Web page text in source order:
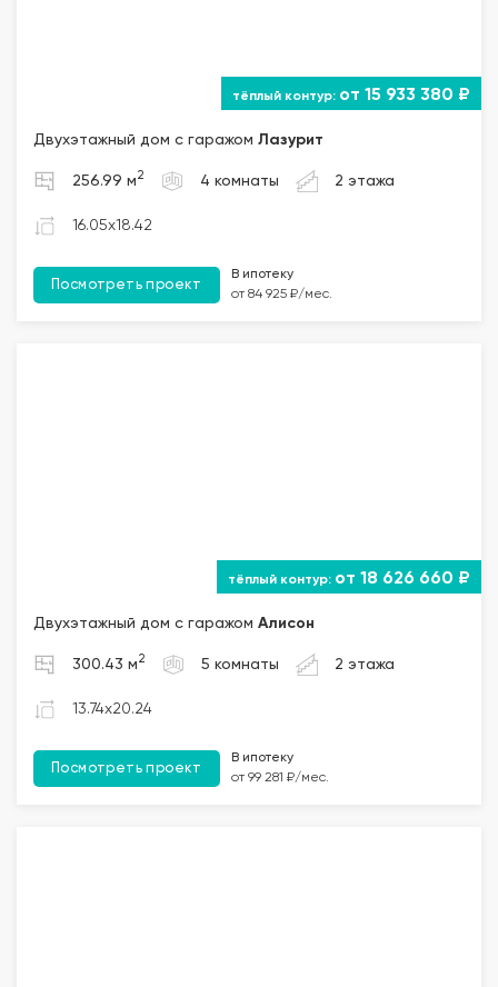
от 15 933 380 ₽
Двухэтажный дом с гаражом Лазурит
256.99 м 2 4 комнаты 2 этажа
16.05x18.42
Посмотреть проект
В ипотеку
от 84 925 ₽/мес.
от 18 626 660 ₽
Двухэтажный дом с гаражом Алисон
300.43 м 2 5 комнаты 2 этажа
13.74x20.24
Посмотреть проект
В ипотеку
от 99 281 ₽/мес.